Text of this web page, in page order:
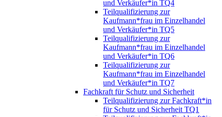
und Verkäufer*in TQ4
Teilqualifizierung zur
Kaufmann*frau im Einzelhandel
und Verkäufer*in TQ5
Teilqualifizierung zur
Kaufmann*frau im Einzelhandel
und Verkäufer*in TQ6
Teilqualifizierung zur
Kaufmann*frau im Einzelhandel
und Verkäufer*in TQ7
Fachkraft für Schutz und Sicherheit
Teilqualifizierung zur Fachkraft*in
für Schutz und Sicherheit TQ1